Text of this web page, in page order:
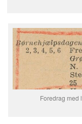
Foredrag med